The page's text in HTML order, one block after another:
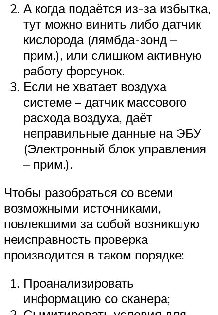
А когда подаётся из-за избытка,
тут можно винить либо датчик
кислорода (лямбда-зонд –
прим.), или слишком активную
работу форсунок.
Если не хватает воздуха
системе – датчик массового
расхода воздуха, даёт
неправильные данные на ЭБУ
(Электронный блок управления
– прим.).
Чтобы разобраться со всеми
возможными источниками,
повлекшими за собой возникшую
неисправность проверка
производится в таком порядке:
Проанализировать
информацию со сканера;